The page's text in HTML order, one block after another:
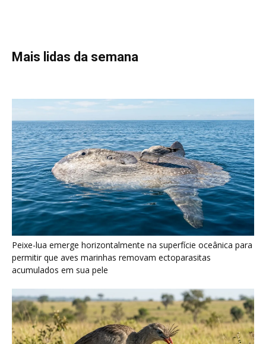
Peixe-lua emerge horizontalmente na superfície oceânica para
permitir que aves marinhas removam ectoparasitas
Seriema utiliza pernas longas e arremessa serpentes contra
rochas para subjugar presas peçonhentas nos campos